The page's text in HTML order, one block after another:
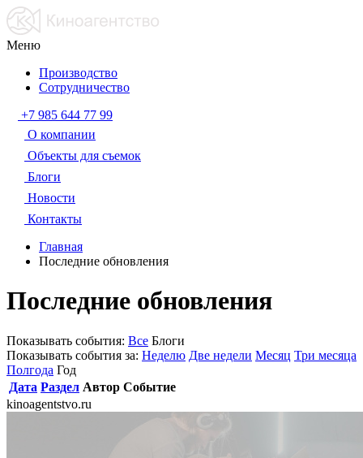
Меню
Производство
Сотрудничество
+7 985 644 77 99
О компании
Объекты для съемок
Блоги
Новости
Контакты
Главная
Последние обновления
Последние обновления
Показывать события: Все Блоги
Показывать события за: Неделю Две недели Месяц Три месяца
Полгода Год
Дата Раздел Автор Событие
kinoagentstvo.ru